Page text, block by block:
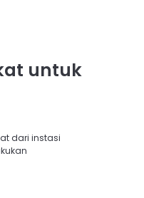
untuk
dari instasi